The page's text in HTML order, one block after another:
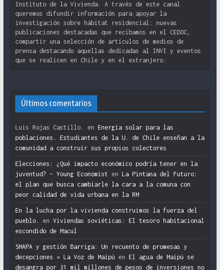
Instituto de la Vivienda. A través de este canal
queremos difundir información para apoyar la
investigación sobre hábitat residencial: nuevas
publicaciones destacadas que recibamos en el CEDOC,
compartir una selección de artículos de medios de
prensa destacando aquellas dedicadas al INVI y eventos
que se realicen en Chile y en el extranjero.
Últimos comentarios
Luis Rojas Castillo. en Energía solar para las
poblaciones. Estudiantes de la U. de Chile enseñan a la
comunidad a construir sus propios colectores
Elecciones: ¿Qué impacto económico podría tener en la
juventud? – Young Economist en La Pintana del Futuro:
el plan que busca cambiarle la cara a la comuna con
peor calidad de vida urbana en la RM
En la lucha por la vivienda construimos la fuerza del
pueblo.
en Viviendas soviéticas: El tesoro habitacional
escondido de Macul
SMAPA y gestión Barriga: Un recuento de promesas y
decepciones » La Voz de Maipú en El agua de Maipú se
desangra por 31 mil millones de pesos de inversiones no